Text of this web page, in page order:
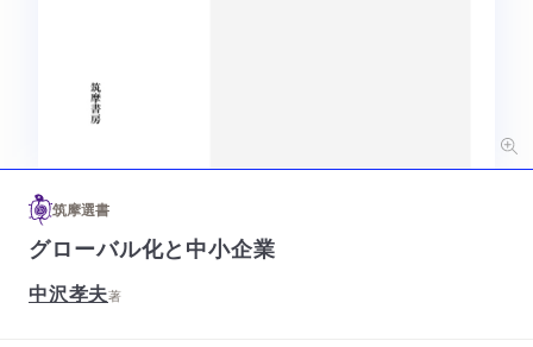
筑摩選書
グローバル化と中小企業
中沢孝夫著